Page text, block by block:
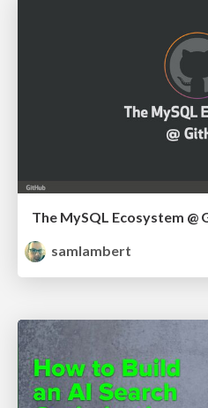
The MySQL Ecosystem @
samlambert